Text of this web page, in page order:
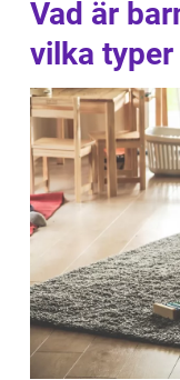
Vad är
vilka